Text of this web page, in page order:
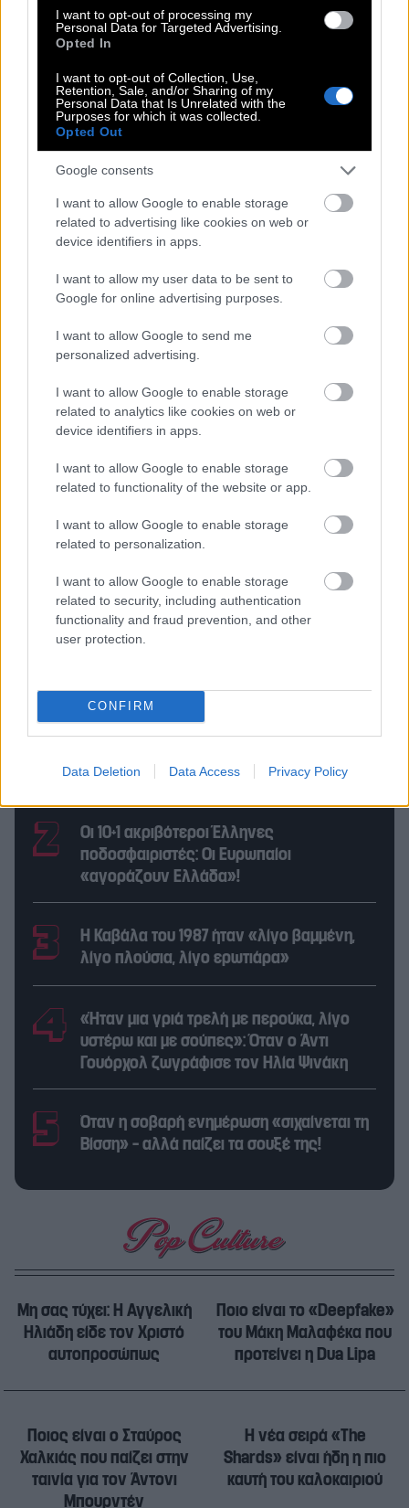
I want to opt-out of processing my
Personal Data for Targeted Advertising.
Opted In
I want to opt-out of Collection, Use,
Retention, Sale, and/or Sharing of my
Personal Data that Is Unrelated with the
Purposes for which it was collected.
Opted Out
Google consents
I want to allow Google to enable storage
related to advertising like cookies on web or
device identifiers in apps.
I want to allow my user data to be sent to
Google for online advertising purposes.
I want to allow Google to send me
personalized advertising.
I want to allow Google to enable storage
related to analytics like cookies on web or
device identifiers in apps.
I want to allow Google to enable storage
related to functionality of the website or app.
I want to allow Google to enable storage
related to personalization.
I want to allow Google to enable storage
related to security, including authentication
functionality and fraud prevention, and other
user protection.
CONFIRM
Data Deletion Data Access Privacy Policy
Δύσκολο πράγμα η σάτιρα. Αλλά όταν το κάνεις
καλά, ξεπλένει τα μάτια και, κυρίως, λυτρώνει την
υπάρχει και το YouTube και βλέποντας τη σάτιρα
των Γερμανών λυτρωθήκαμε για φέτος. Για του
χρόνου βλέπουμε. Ποιος ξέρει; Μπορεί να πάμε
γκασταρμπάιτερ στις φάμπρικες της Γερμανίας και
διαλλείμματα θα λέμε στους «βάρβαρους»
Γερμανούς ότι, όταν εμείς ανακαλύπταμε την
σάτιρα, εκείνοι τραμπαλίζονταν ακόμη στα
κωνοφόρα.
Σχετικά άρθρα
H Madonna πρωταγωνιστεί στη νέα,
τολμηρή καμπάνια των διαχρονικών
αρωμάτων Dolce&Gabbana “Τhe One”
Κelly Bag της Hermès: Πώς μια
πριγκίπισσα έγινε σύμβολο
Δημήτρης Σαμόλης: «Ερωτευμένος είμαι ο
κακοποιητικός»
Οι 10+1 ακριβότεροι Έλληνες
ποδοσφαιριστές: Οι Ευρωπαίοι
«αγοράζουν Ελλάδα»!
Η Καβάλα του 1987 ήταν «λίγο βαμμένη,
λίγο πλούσια, λίγο ερωτιάρα»
«Ήταν μια γριά τρελή με περούκα, λίγο
υστέρω και με σούπες»: Όταν ο Άντι
Γουόρχολ ζωγράφισε τον Ηλία Ψινάκη
Όταν η σοβαρή ενημέρωση «σιχαίνεται τη
Βίσση» – αλλά παίζει τα σουξέ της!
Μη σας τύχει: Η Αγγελική
Ηλιάδη είδε τον Χριστό
αυτοπροσώπως
Ποιο είναι το «Deepfake»
του Μάκη Μαλαφέκα που
προτείνει η Dua Lipa
Ποιος είναι ο Σταύρος
Χαλκιάς που παίζει στην
ταινία για τον Άντονι
Μπουρντέν
Η νέα σειρά «The
Shards» είναι ήδη η πιο
καυτή του καλοκαιριού